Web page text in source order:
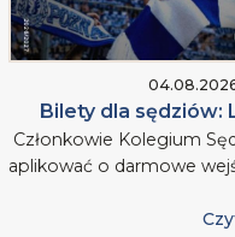
Bilety dla sędziów:
Członkowie Kolegium
aplikować o darmowe